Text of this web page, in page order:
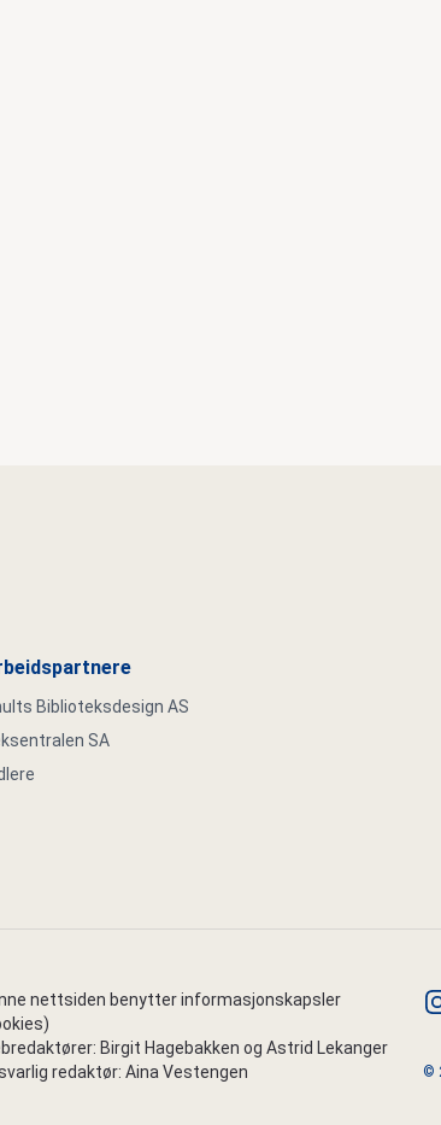
Biblioteksdesign AS
SA
nettsiden benytter informasjonskapsler
Birgit Hagebakken og Astrid Lekanger
redaktør: Aina Vestengen
©